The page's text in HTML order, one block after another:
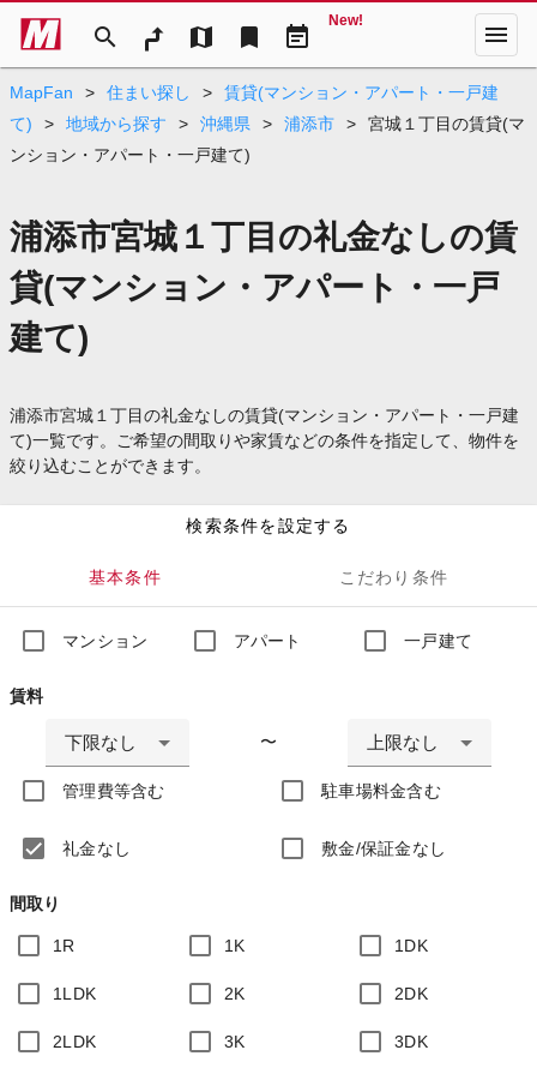
search map bookmark event_note
New! menu
MapFan > 住まい探し >
賃貸(マンション・アパート・一戸建
て)
> 地域から探す > 沖縄県 > 浦添市 >
宮城１丁目の賃貸(マ
ンション・アパート・一戸建て)
浦添市宮城１丁目の礼金なしの賃
貸(マンション・アパート・一戸
建て)
浦添市宮城１丁目の礼金なしの賃貸(マンション・アパート・一戸建
て)一覧です。ご希望の間取りや家賃などの条件を指定して、物件を
絞り込むことができます。
検索条件を設定する
基本条件 こだわり条件
マンション アパート 一戸建て
賃料
下限なし 〜 上限なし
管理費等含む 駐車場料金含む
礼金なし 敷金/保証金なし
間取り
1R 1K 1DK
1LDK 2K 2DK
2LDK 3K 3DK